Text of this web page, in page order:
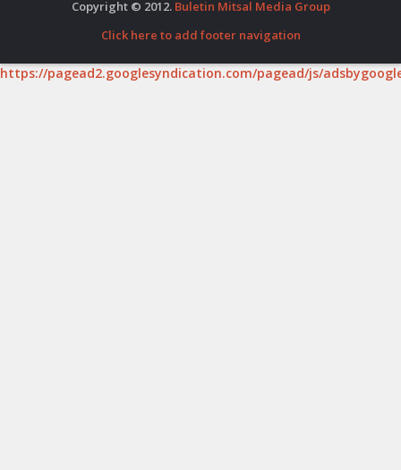
Copyright © 2012. Buletin Mitsal Media Group
Click here to add footer navigation
https://pagead2.googlesyndication.com/pagead/js/